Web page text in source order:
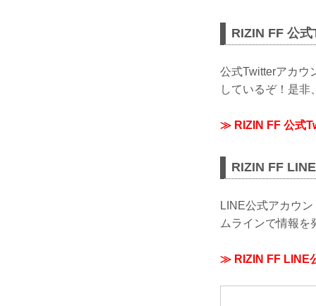
RIZIN FF 公
公式Twitterアカウ
しているぞ！是非
≫ RIZIN FF 公式
RIZIN FF
LINE公式アカウ
ムラインで情報を
≫ RIZIN FF LINE